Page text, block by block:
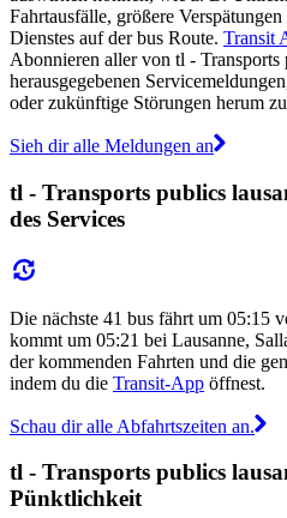
Fahrtausfälle, größere
Dienstes auf der bus Route. Transit
Abonnieren aller von tl - Transports
herausgegebenen
oder zukünftige Störungen herum
Sieh dir alle Meldungen an
tl - Transports publics
des Services
Die nächste 41 bus fährt um 05:15
kommt um 05:21 bei Lausanne,
der kommenden Fahrten und die
indem du die Transit-App öffnest.
Schau dir alle Abfahrtszeiten an.
tl - Transports publics
Pünktlichkeit